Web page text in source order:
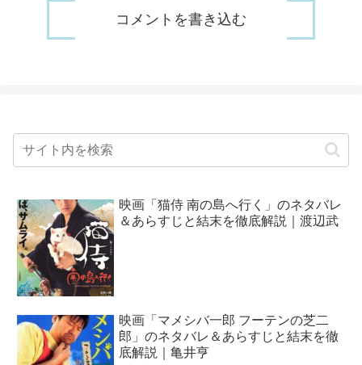
コメントを書き込む
映画「猫侍 南の島へ行く」のネタバレ
＆あらすじと結末を徹底解説｜渡辺武
映画「マメシバ一郎 フーテンの芝二
郎」のネタバレ＆あらすじと結末を徹
底解説｜亀井亨